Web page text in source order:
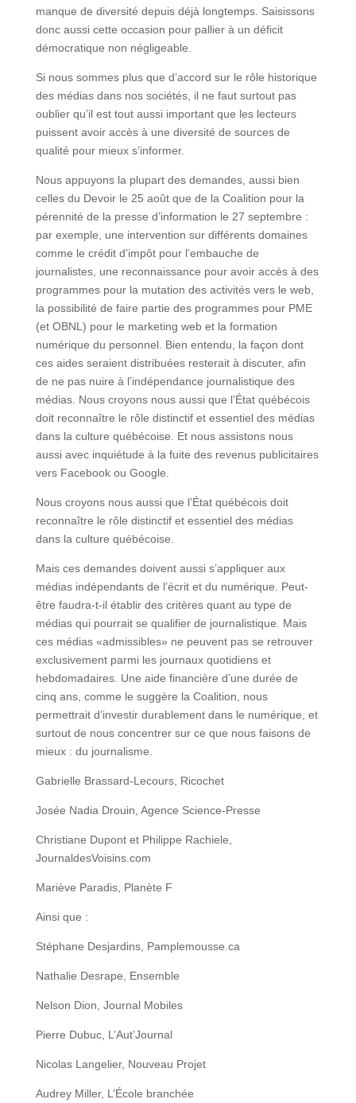
manque de diversité depuis déjà longtemps. Saisissons
donc aussi cette occasion pour pallier à un déficit
démocratique non négligeable.
Si nous sommes plus que d’accord sur le rôle historique
des médias dans nos sociétés, il ne faut surtout pas
oublier qu’il est tout aussi important que les lecteurs
puissent avoir accès à une diversité de sources de
qualité pour mieux s’informer.
Nous appuyons la plupart des demandes, aussi bien
celles du Devoir le 25 août que de la Coalition pour la
pérennité de la presse d’information le 27 septembre :
par exemple, une intervention sur différents domaines
comme le crédit d’impôt pour l’embauche de
journalistes, une reconnaissance pour avoir accès à des
programmes pour la mutation des activités vers le web,
la possibilité de faire partie des programmes pour PME
(et OBNL) pour le marketing web et la formation
numérique du personnel. Bien entendu, la façon dont
ces aides seraient distribuées resterait à discuter, afin
de ne pas nuire à l’indépendance journalistique des
médias. Nous croyons nous aussi que l’État québécois
doit reconnaître le rôle distinctif et essentiel des médias
dans la culture québécoise. Et nous assistons nous
aussi avec inquiétude à la fuite des revenus publicitaires
vers Facebook ou Google.
Nous croyons nous aussi que l’État québécois doit
reconnaître le rôle distinctif et essentiel des médias
dans la culture québécoise.
Mais ces demandes doivent aussi s’appliquer aux
médias indépendants de l’écrit et du numérique. Peut-
être faudra-t-il établir des critères quant au type de
médias qui pourrait se qualifier de journalistique. Mais
ces médias «admissibles» ne peuvent pas se retrouver
exclusivement parmi les journaux quotidiens et
hebdomadaires. Une aide financière d’une durée de
cinq ans, comme le suggère la Coalition, nous
permettrait d’investir durablement dans le numérique, et
surtout de nous concentrer sur ce que nous faisons de
mieux : du journalisme.
Gabrielle Brassard-Lecours, Ricochet
Josée Nadia Drouin, Agence Science-Presse
Christiane Dupont et Philippe Rachiele,
JournaldesVoisins.com
Mariève Paradis, Planète F
Ainsi que :
Stéphane Desjardins, Pamplemousse.ca
Nathalie Desrape, Ensemble
Nelson Dion, Journal Mobiles
Pierre Dubuc, L’Aut’Journal
Nicolas Langelier, Nouveau Projet
Audrey Miller, L’École branchée